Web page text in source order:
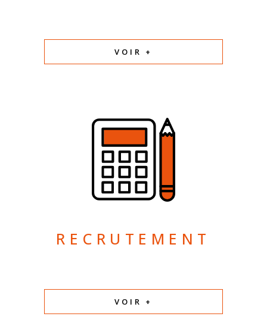
VOIR +
RECRUTEMENT
VOIR +